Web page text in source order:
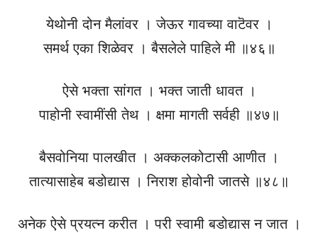
येथोनी दोन मैलांवर । जेऊर गावच्या वाटॆवर ।
समर्थ एका शिळेवर । बैसलेले पाहिले मी ॥४६॥
ऐसे भक्ता सांगत । भक्त जाती धावत ।
पाहोनी स्वामींसी तेथ । क्षमा मागती सर्वही ॥४७॥
बैसवोनिया पालखीत । अक्कलकोटासी आणीत ।
तात्यासाहेब बडोद्यास । निराश होवोनी जातसे ॥४८॥
अनेक ऐसे प्रयत्न करीत । परी स्वामी बडोद्यास न जात ।